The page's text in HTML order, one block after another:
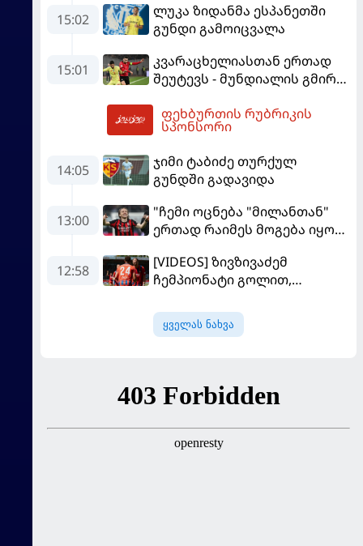
იუნაიტედთან"
15:02
ლუკა ზიდანმა ესპანეთში
გუნდი გამოიცვალა
15:01
კვარაცხელიასთან ერთად
შეუტევს - მუნდიალის გმირი
გახდება
ფეხბურთის რუბრიკის
სპონსორი
14:05
ჯიმი ტაბიძე თურქულ
გუნდში გადავიდა
13:00
"ჩემი ოცნება "მილანთან"
ერთად რაიმეს მოგება იყო" -
თავის მისიაზე ისაუბრა
12:58
[VIDEOS] ზივზივაძემ
ჩემპიონატი გოლით,
გამარჯვებით დაიწყო
ყველას ნახვა